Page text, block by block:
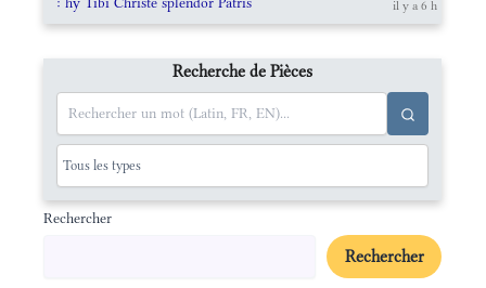
il y a 6 h
Recherche de Pièces
Rechercher
Rechercher